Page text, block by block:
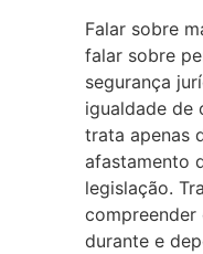
Falar sobre
falar sobre
segurança
igualdade de
trata apenas
afastamento
legislação.
compreender
durante e